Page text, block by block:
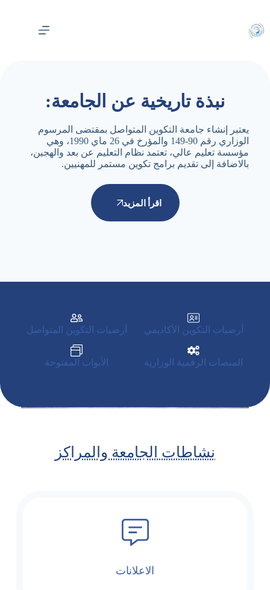
المحتوى
نبذة تاريخية عن الجامعة:
يعتبر إنشاء جامعة التكوين المتواصل بمقتضى المرسوم
الوزاري رقم 90-149 والمؤرخ في 26 ماي 1990، وهي
مؤسسة تعليم عالي، تعتمد نظام التعليم عن بعد والهجين،
بالاضافة إلى تقديم برامج تكوين مستمر للمهنيين.
اقرأ المزيد
أرضيات التكوين الأكاديمي أرضيات التكوين المتواصل
المنصات الرقمية الوزارية الأبواب المفتوحة
نشاطات الجامعة والمراكز
الاعلانات